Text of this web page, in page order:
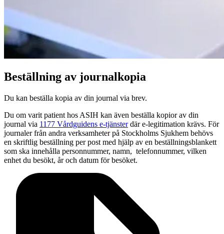
Beställning av journalkopia
Du kan beställa kopia av din journal via brev.
Du om varit patient hos ASIH kan även beställa kopior av din
journal via 1177 Vårdguidens e-tjänsterdär e-legitimation krävs. För
journaler från andra verksamheter på Stockholms Sjukhem behövs
en skriftlig beställning per post med hjälp av en beställningsblankett
som ska innehålla personnummer, namn, telefonnummer, vilken
enhet du besökt, år och datum för besöket.